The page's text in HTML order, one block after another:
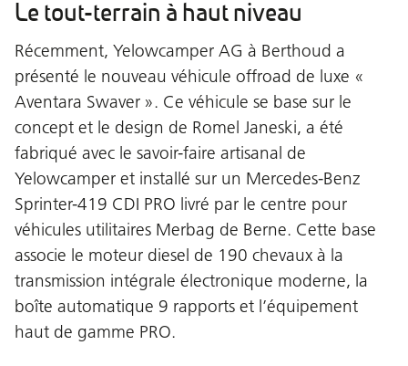
Le tout-terrain à haut niveau
Récemment, Yelowcamper AG à Berthoud a
présenté le nouveau véhicule offroad de luxe «
Aventara Swaver ». Ce véhicule se base sur le
concept et le design de Romel Janeski, a été
fabriqué avec le savoir-faire artisanal de
Yelowcamper et installé sur un Mercedes-Benz
Sprinter-419 CDI PRO livré par le centre pour
véhicules utilitaires Merbag de Berne. Cette base
associe le moteur diesel de 190 chevaux à la
transmission intégrale électronique moderne, la
boîte automatique 9 rapports et l’équipement
haut de gamme PRO.